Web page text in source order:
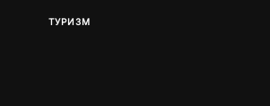
ТУРИЗМ